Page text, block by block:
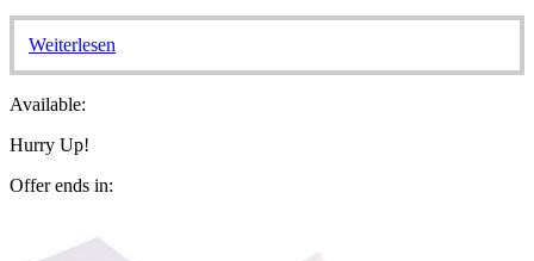
Weiterlesen
Available:
Hurry Up!
Offer ends in: